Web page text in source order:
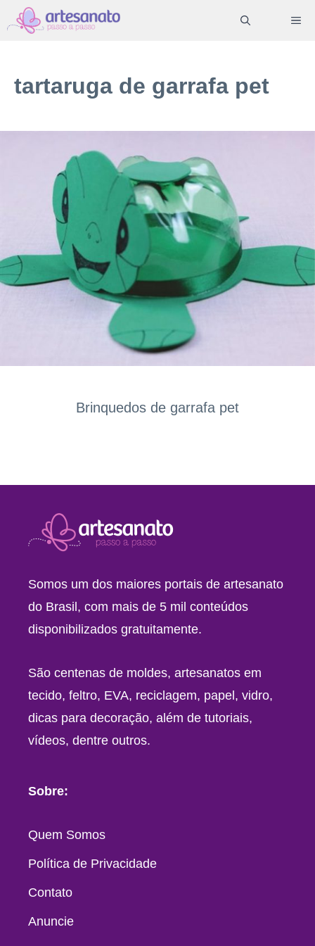
Pular
para
conteúdo
tartaruga de garrafa pet
Brinquedos de garrafa pet
Somos um dos maiores portais de artesanato
do Brasil, com mais de 5 mil conteúdos
disponibilizados gratuitamente.
São centenas de moldes, artesanatos em
tecido, feltro, EVA, reciclagem, papel, vidro,
dicas para decoração, além de tutoriais,
vídeos, dentre outros.
Sobre:
Quem Somos
Política de Privacidade
Contato
Anuncie